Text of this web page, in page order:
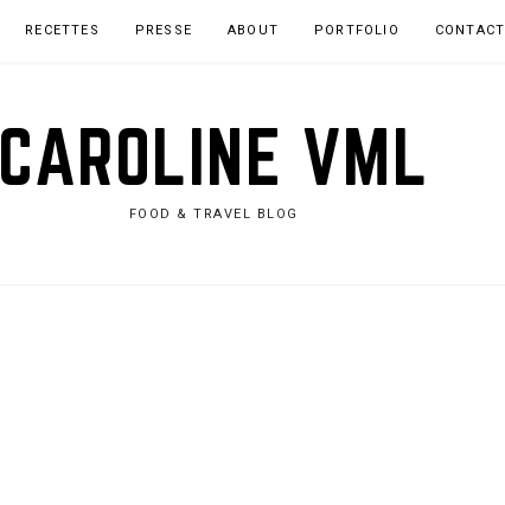
RECETTES PRESSE ABOUT PORTFOLIO CONTACT
CAROLINE VML
FOOD & TRAVEL BLOG